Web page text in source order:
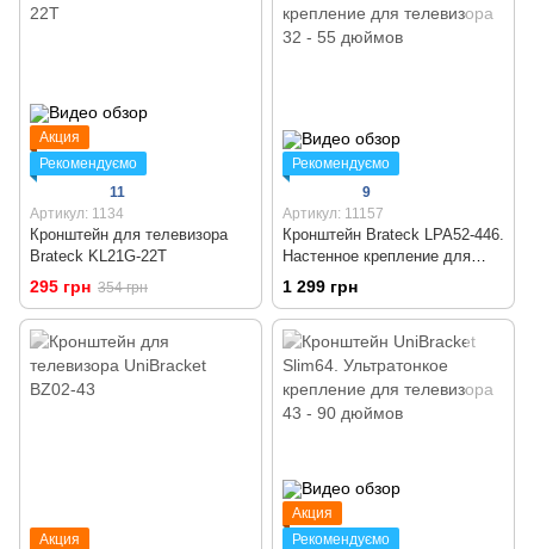
Акция
Рекомендуємо
11
Артикул: 1134
Кронштейн для телевизора
Brateck KL21G-22T
295 грн 354 грн
Рекомендуємо
9
Артикул: 11157
Кронштейн Brateck LPA52-446.
Настенное крепление для
телевизора 32 - 55 дюймов
1 299 грн
Акция
Акция
Рекомендуємо